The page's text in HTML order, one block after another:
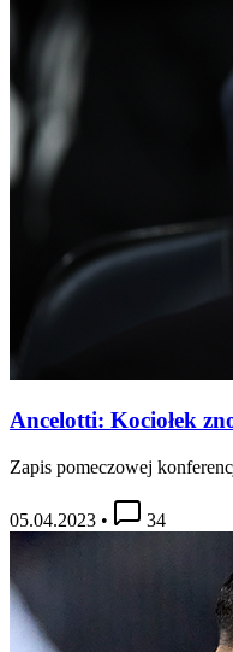
Ancelotti: Kociołek
Zapis pomeczowej
05.04.2023 • 34